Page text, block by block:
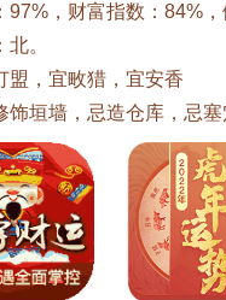
97%，财富指数：84%
。
盟，宜畋猎，宜安香
饰垣墙，忌造仓库，忌塞